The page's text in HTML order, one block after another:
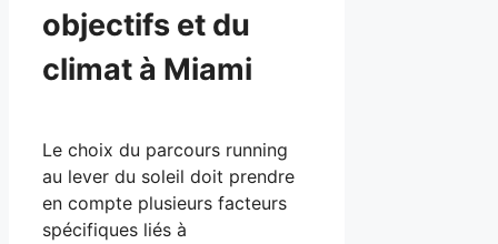
objectifs et du
climat à Miami
Le choix du parcours running
au lever du soleil doit prendre
en compte plusieurs facteurs
spécifiques liés à